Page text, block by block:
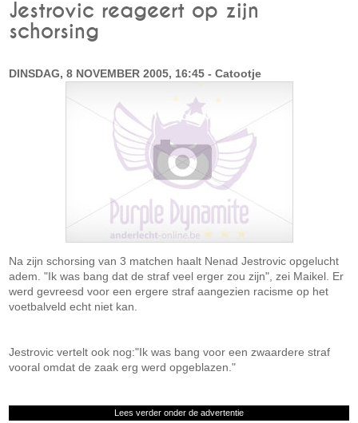
Jestrovic reageert op zijn
schorsing
DINSDAG, 8 NOVEMBER 2005, 16:45 - Catootje
Na zijn schorsing van 3 matchen haalt Nenad Jestrovic opgelucht
adem. "Ik was bang dat de straf veel erger zou zijn", zei Maikel. Er
werd gevreesd voor een ergere straf aangezien racisme op het
voetbalveld echt niet kan.
Jestrovic vertelt ook nog:"Ik was bang voor een zwaardere straf
vooral omdat de zaak erg werd opgeblazen."
Lees verder onder de advertentie